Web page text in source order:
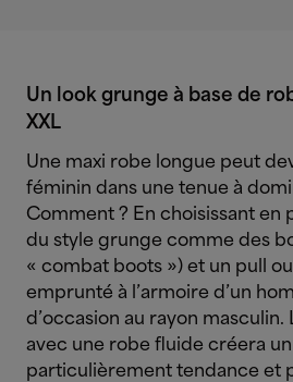
Un look grunge à base de
XXL
Une maxi robe longue peut
féminin dans une tenue à
Comment ? En choisissant en
du style grunge comme des
« combat boots ») et un pull
emprunté à l’armoire d’un
d’occasion au rayon masculin.
avec une robe fluide créera
particulièrement tendance et